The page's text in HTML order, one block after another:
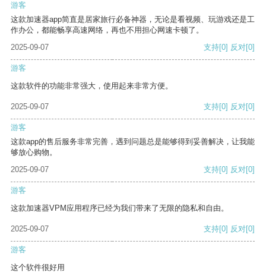
游客
这款加速器app简直是居家旅行必备神器，无论是看视频、玩游戏还是工
作办公，都能畅享高速网络，再也不用担心网速卡顿了。
2025-09-07
支持[0] 反对[0]
游客
这款软件的功能非常强大，使用起来非常方便。
2025-09-07 支持[0] 反对[0]
游客
这款app的售后服务非常完善，遇到问题总是能够得到妥善解决，让我能
够放心购物。
2025-09-07
支持[0] 反对[0]
游客
这款加速器VPM应用程序已经为我们带来了无限的隐私和自由。
2025-09-07 支持[0] 反对[0]
游客
这个软件很好用